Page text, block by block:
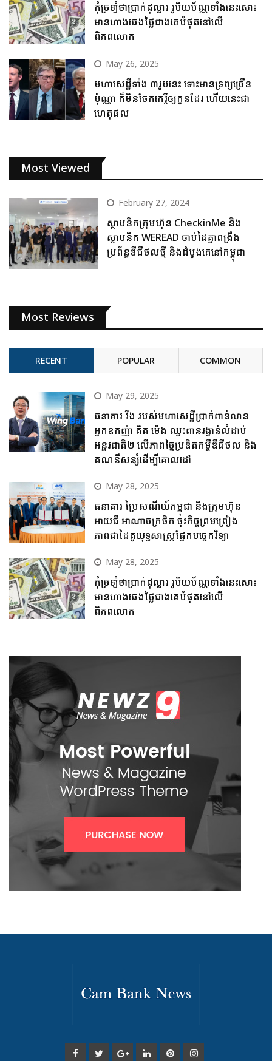
កុំច្រឡំថាប្រាក់ដុល្លារ រូបិយប័ណ្ណទាំងនេះសោះ
មានហាងឆេងថ្លៃជាងគេបំផុតនៅលើ
ពិភពលោក
May 26, 2025
មហាសេដ្ឋីទាំង ៣រូបនេះ ទោះមានទ្រព្យច្រើន
ប៉ុណ្ណា ក៏មិនចែកកេរ្តិ៍ឲ្យកូនដែរ ហើយនេះជា
ហេតុផល
Most Viewed
February 27, 2024
ស្ថាបនិកក្រុមហ៊ុន CheckinMe និង
ស្ថាបនិក WEREAD ចាប់ដៃគ្នាពង្រឹង
ប្រព័ន្ធឌីជីថលថ្មី និងដំបូងគេនៅកម្ពុជា
Most Reviews
RECENT POPULAR COMMON
May 29, 2025
ធនាគារ វីង របស់មហាសេដ្ឋីប្រាក់ពាន់លាន
អ្នកឧកញ៉ា គិត ម៉េង ឈ្នះពានរង្វាន់លំដាប់
អន្តរជាតិ២ លើភាពច្នៃប្រឌិតកម្ចីឌីជីថល និង
គណនីសន្សំដើម្បីគោលដៅ
May 28, 2025
ធនាគារ ប្រៃសណីយ៍កម្ពុជា និងក្រុមហ៊ុន
អាយជី អាណាចក្រថិក ចុះកិច្ចព្រមព្រៀង
ភាពជាដៃគូយុទ្ធសាស្ត្រផ្នែកបច្ចេកវិទ្យា
May 28, 2025
កុំច្រឡំថាប្រាក់ដុល្លារ រូបិយប័ណ្ណទាំងនេះសោះ
មានហាងឆេងថ្លៃជាងគេបំផុតនៅលើ
ពិភពលោក